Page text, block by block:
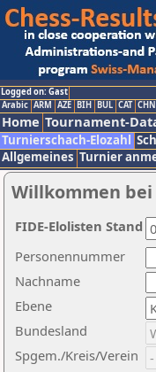
Logged on: Gast
Arabic ARM AZE BIH BUL CAT CHN
Home Tournament-
Turnierschach-Elozahl
Allgemeines Turnier
Willkommen bei
Nachname
Ebene
Personennummer
Bundesland
Spgem./Kreis/Verein
FIDE-Elolisten Stand